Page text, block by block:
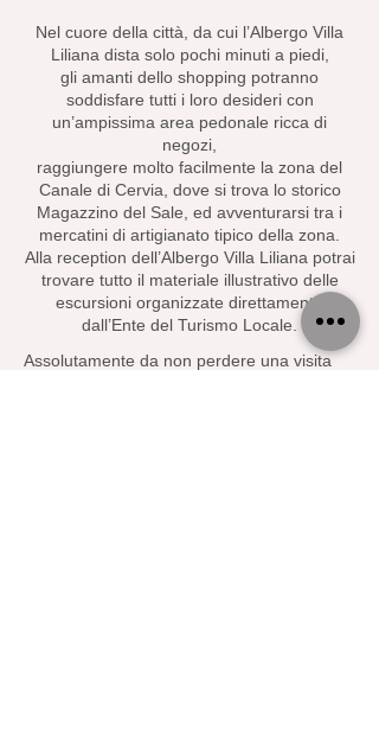
Nel cuore della città, da cui l’Albergo Villa
Liliana dista solo pochi minuti a piedi,
gli amanti dello shopping potranno
soddisfare tutti i loro desideri con
un’ampissima area pedonale ricca di
negozi,
raggiungere molto facilmente la zona del
Canale di Cervia, dove si trova lo storico
Magazzino del Sale, ed avventurarsi tra i
mercatini di artigianato tipico della zona.
Alla reception dell’Albergo Villa Liliana potrai
trovare tutto il materiale illustrativo delle
escursioni organizzate direttamente
dall’Ente del Turismo Locale.
Assolutamente da non perdere una visita